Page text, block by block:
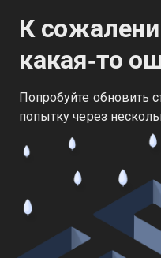
К
какая‑то
Попробуйте обновить
попытку через